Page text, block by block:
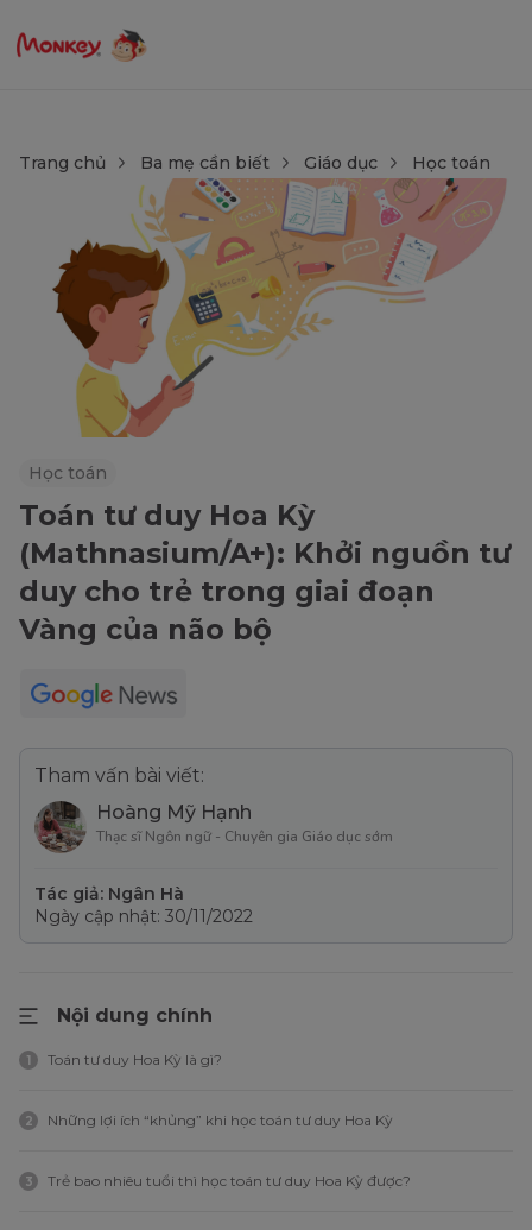
Trang chủ Ba mẹ cần biết Giáo dục Học toán
Học toán
Toán tư duy Hoa Kỳ
(Mathnasium/A+): Khởi nguồn tư
duy cho trẻ trong giai đoạn
Vàng của não bộ
Tham vấn bài viết:
Hoàng Mỹ Hạnh
Thạc sĩ Ngôn ngữ - Chuyên gia Giáo dục sớm
Tác giả: Ngân Hà
Ngày cập nhật: 30/11/2022
Nội dung chính
1 Toán tư duy Hoa Kỳ là gì?
2 Những lợi ích “khủng” khi học toán tư duy Hoa Kỳ
3 Trẻ bao nhiêu tuổi thì học toán tư duy Hoa Kỳ được?